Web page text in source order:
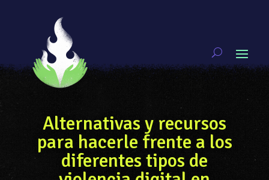
Alternativas y recursos
para hacerle frente a los
diferentes tipos de